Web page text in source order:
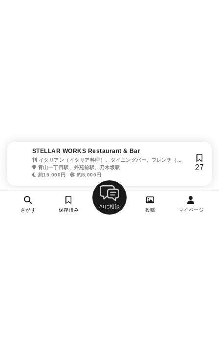
STELLAR WORKS Restaurant & Bar
イタリアン（イタリア料理）、ダイニングバー、フレンチ（フ
ランス料理）
青山一丁目駅、外苑前駅、乃木坂駅
約15,000円
約5,000円
27
さがす 保存済み
AIに相談
投稿 マイページ